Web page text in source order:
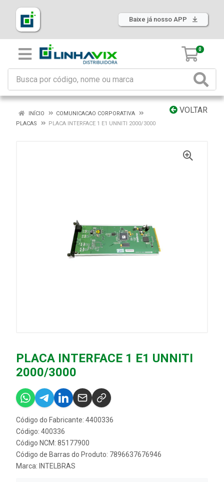
Baixe já nosso APP
0
VOLTAR
INÍCIO
COMUNICACAO CORPORATIVA
PLACAS
PLACA INTERFACE 1 E1 UNNITI 2000/3000
PLACA INTERFACE 1 E1 UNNITI
2000/3000
Código do Fabricante: 4400336
Código: 400336
Código NCM: 85177900
Código de Barras do Produto: 7896637676946
Marca: INTELBRAS